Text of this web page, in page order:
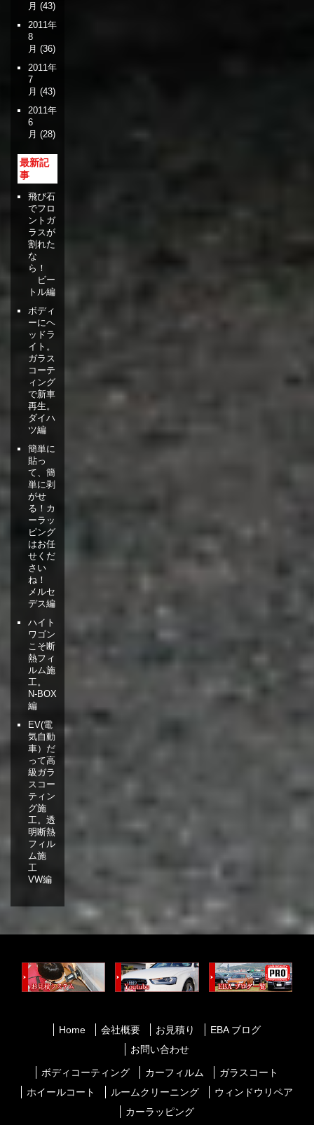
月 (43)
2011年
8
月 (36)
2011年
7
月 (43)
2011年
6
月 (28)
最新記
事
飛び石
でフロ
ントガ
ラスが
割れた
な
ら！
ビー
トル編
ボディ
ーにヘ
ッドラ
イト。
ガラス
コーテ
ィング
で新車
再生。
ダイハ
ツ編
簡単に
貼っ
て、簡
単に剥
がせ
る！カ
ーラッ
ピング
はお任
せくだ
さい
ね！
メルセ
デス編
ハイト
ワゴン
こそ断
熱フィ
ルム施
工。
N-BOX
編
EV(電
気自動
車）だ
って高
級ガラ
スコー
ティン
グ施
工。透
明断熱
フィル
ム施
工
VW編
Home 会社概要 お見積り
EBA ブログ
お問い合わせ
ボディコーティング カーフィルム
ガラスコート
ホイールコート
ルームクリーニング
ウィンドウリペア
カーラッピング